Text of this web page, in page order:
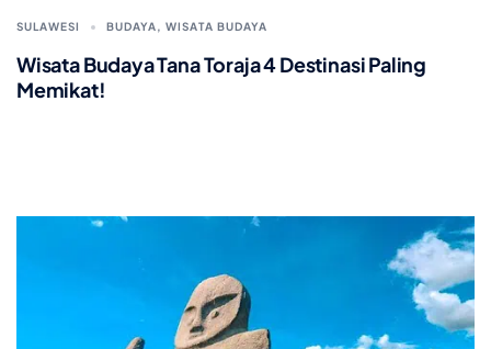
SULAWESI BUDAYA, WISATA BUDAYA
Wisata Budaya Tana Toraja 4 Destinasi Paling
Memikat!